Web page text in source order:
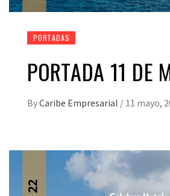
PORTADAS
PORTADA 11 DE
ByCaribe Empresarial / 11 mayo,